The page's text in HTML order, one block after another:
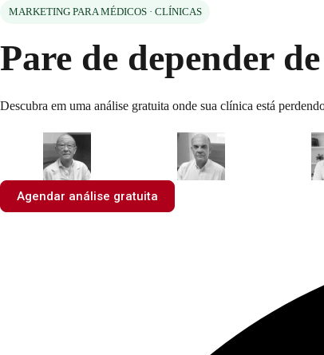
MARKETING PARA MÉDICOS · CLÍNICAS
Pare de depender
Descubra em uma análise gratuita onde sua clínica está
Agendar análise gratuita